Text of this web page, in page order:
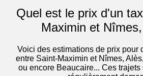
Quel est le prix d'un
Maximin et
Voici des estimations de prix pour
entre Saint-Maximin et Nîmes,
ou encore Beaucaire... Ces trajets